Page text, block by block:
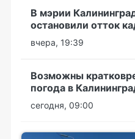
В мэрии
остановили отток
вчера, 19:39
Возможны
погода в
сегодня, 09:00